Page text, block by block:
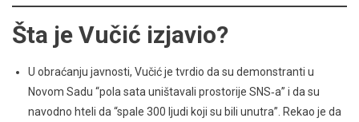
Šta je Vučić izjavio?
U obraćanju javnosti, Vučić je tvrdio da su demonstranti u
Novom Sadu “pola sata uništavali prostorije SNS‑a” i da su
navodno hteli da “spale 300 ljudi koji su bili unutra”. Rekao je da